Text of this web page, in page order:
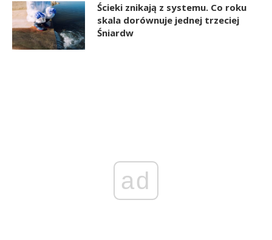
Ścieki znikają z systemu. Co roku
skala dorównuje jednej trzeciej
Śniardw
ad